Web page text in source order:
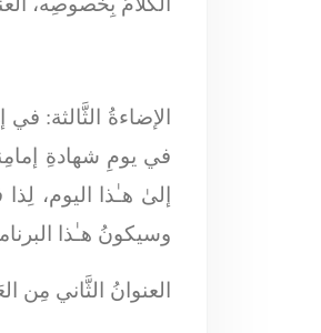
الإضاءةُ الثَّالثة: في
في يومِ شهادةِ
إلىٰ هـٰذا اليوم،
وسيكونُ هـٰذا
العنوانُ الثَّاني مِن